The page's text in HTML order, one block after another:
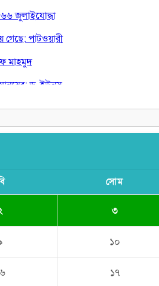
জুলাইযোদ্ধা
পাটওয়ারী
মাহমুদ
মানুষের: ড. ইউনূস
মাথায় হেলমেট পড়ে মাঠে যুবদল নেতা নয়ন
সোম
৩
১০
১৭